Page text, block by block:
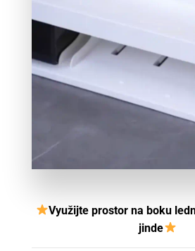
Využijte prostor na boku
jinde